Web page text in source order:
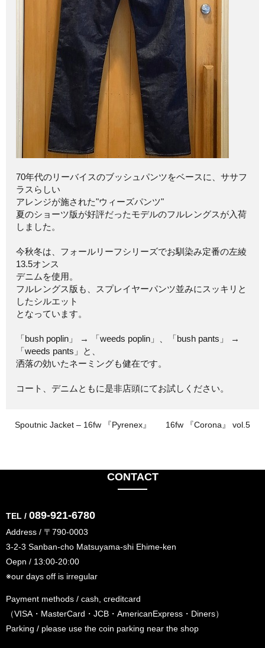
70年代のリーバイスのブッシュパンツをベースに、ササフ
ラスらしい
アレンジが施された"ウィーズパンツ"
夏のショーツ版が好評だったモデルのフルレングスが入荷
しました。
今秋冬は、フォールリーフシリーズでお馴染み定番の左綾
13.5オンス
デニムを使用。
フルレングス版も、スプレイヤーパンツ並みにスッキリと
したシルエット
となっています。
「bush poplin」 → 「weeds poplin」、「bush pants」 →
「weeds pants」と、
洒落の効いたネーミングも健在です。
コート、デニムともに是非店頭にてお試しください。
Spoutnic Jacket – 16fw 『Pyrenex』 16fw 『Corona』 vol.5
CONTACT
TEL / 089-921-6780
Address / 〒790-0003
3-2-3 Sanban-cho Matsuyama-shi Ehime-ken
Oepn / 13:00-20:00
※our days off is irregular
Payment methods / cash, creditcard
（VISA・MasterCard・JCB・AmericanExpress・Diners）
Parking / please use the coin parking near the shop